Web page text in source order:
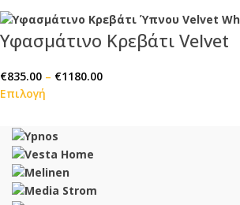
Υφασμάτινο Κρεβάτι Velvet
€835.00 – €1180.00
Επιλογή